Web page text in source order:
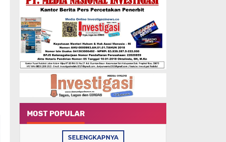
MOST POPULAR
SELENGKAPNYA